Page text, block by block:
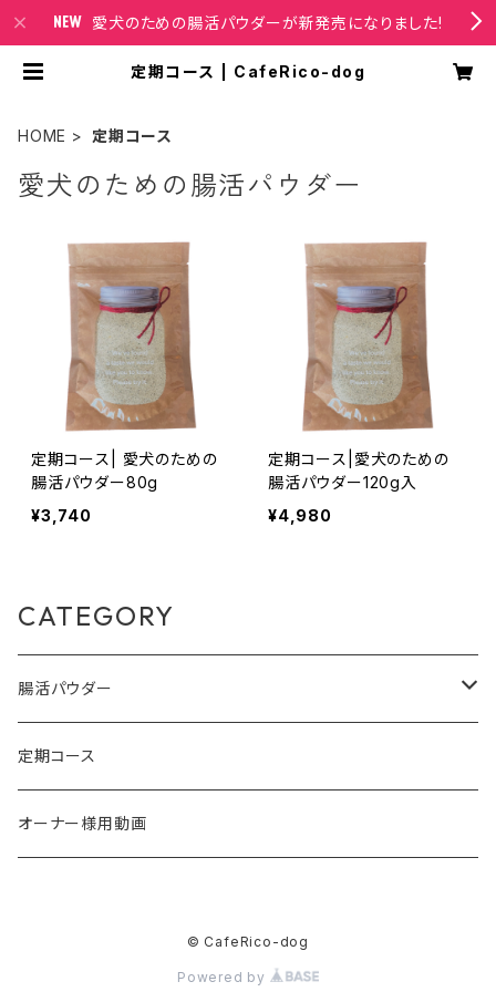
愛犬のための腸活パウダーが新発売になりました!
定期コース | CafeRico-dog
HOME 定期コース
愛犬のための腸活パウダー
定期コース| 愛犬のための
腸活パウダー80g
¥3,740
定期コース|愛犬のための
腸活パウダー120g入
¥4,980
CATEGORY
腸活パウダー
定期コース
定期コース
オーナー様用動画
© CafeRico-dog
Powered by